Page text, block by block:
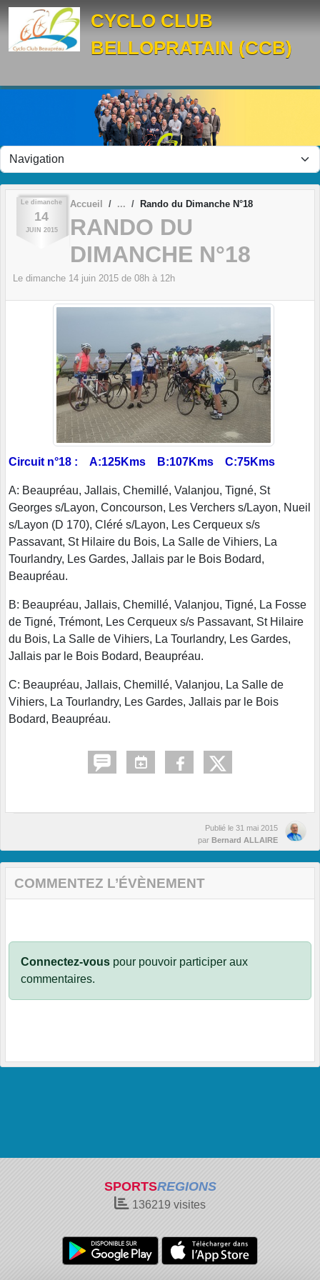
CYCLO CLUB
BELLOPRATAIN (CCB)
Le dimanche
14
JUIN 2015
Accueil Rando du Dimanche N°18
RANDO DU
DIMANCHE N°18
Le dimanche 14 juin 2015 de 08h à 12h
Circuit n°18 : A:125Kms B:107Kms C:75Kms
A: Beaupréau, Jallais, Chemillé, Valanjou, Tigné, St
Georges s/Layon, Concourson, Les Verchers s/Layon, Nueil
s/Layon (D 170), Cléré s/Layon, Les Cerqueux s/s
Passavant, St Hilaire du Bois, La Salle de Vihiers, La
Tourlandry, Les Gardes, Jallais par le Bois Bodard,
Beaupréau.
B: Beaupréau, Jallais, Chemillé, Valanjou, Tigné, La Fosse
de Tigné, Trémont, Les Cerqueux s/s Passavant, St Hilaire
du Bois, La Salle de Vihiers, La Tourlandry, Les Gardes,
Jallais par le Bois Bodard, Beaupréau.
C: Beaupréau, Jallais, Chemillé, Valanjou, La Salle de
Vihiers, La Tourlandry, Les Gardes, Jallais par le Bois
Bodard, Beaupréau.
Publié le 31 mai 2015
par Bernard ALLAIRE
COMMENTEZ L’ÉVÈNEMENT
Connectez-vous pour pouvoir participer aux
commentaires.
SPORTSREGIONS
136219 visites
Panneau de gestion des cookies